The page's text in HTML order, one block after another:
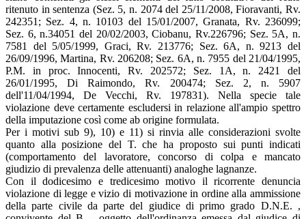
ritenuto in sentenza (Sez. 5, n. 2074 del 25/11/2008, Fioravanti, Rv.
242351; Sez. 4, n. 10103 del 15/01/2007, Granata, Rv. 236099;
Sez. 6, n.34051 del 20/02/2003, Ciobanu, Rv.226796; Sez. 5A, n.
7581 del 5/05/1999, Graci, Rv. 213776; Sez. 6A, n. 9213 del
26/09/1996, Martina, Rv. 206208; Sez. 6A, n. 7955 del 21/04/1995,
P.M. in proc. Innocenti, Rv. 202572; Sez. 1A, n. 2421 del
26/01/1995, Di Raimondo, Rv. 200474; Sez. 2, n. 5907
dell'11/04/1994, De Vecchi, Rv. 197831). Nella specie tale
violazione deve certamente escludersi in relazione all'ampio spettro
della imputazione così come ab origine formulata.
Per i motivi sub 9), 10) e 11) si rinvia alle considerazioni svolte
quanto alla posizione del T. che ha proposto sui punti indicati
(comportamento del lavoratore, concorso di colpa e mancato
giudizio di prevalenza delle attenuanti) analoghe lagnanze.
Con il dodicesimo e tredicesimo motivo il ricorrente denuncia
violazione di legge e vizio di motivazione in ordine alla ammissione
della parte civile da parte del giudice di primo grado D.N.E. ,